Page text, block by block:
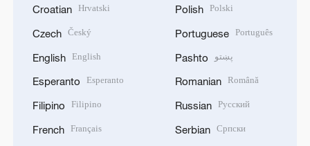
Croatian Hrvatski
Czech Český
English English
Esperanto Esperanto
Filipino Filipino
French Français
Polish Polski
Portuguese Português
Pashto پښتو
Romanian Română
Russian Русский
Serbian Српски